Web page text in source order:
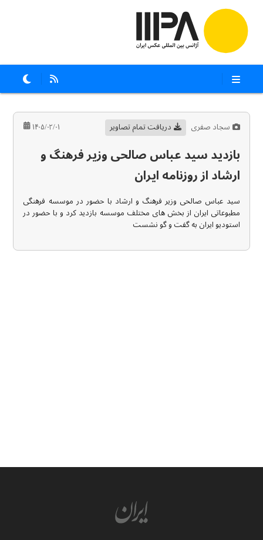
سجاد صفری دریافت تمام تصاویر ۱۴۰۵/۰۲/۰۱
بازدید سید عباس صالحی وزیر فرهنگ و
ارشاد از روزنامه ایران
سید عباس صالحی وزیر فرهنگ و ارشاد با حضور در موسسه فرهنگی
مطبوعاتی ایران از بخش های مختلف موسسه بازدید کرد و با حضور در
استودیو ایران به گفت و گو نشست